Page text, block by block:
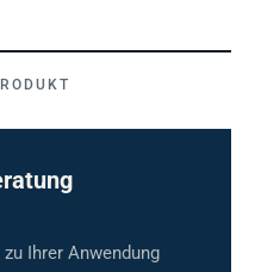
Ihrer Anwendung